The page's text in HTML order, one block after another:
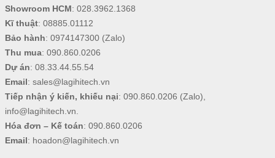
Showroom HCM: 028.3962.1368
Kĩ thuật: 08885.01112
Bảo hành: 0974147300(Zalo)
Thu mua: 090.860.0206
Dự án: 08.33.44.55.54
Email: sales@lagihitech.vn
Tiếp nhận ý kiến, khiếu nại: 090.860.0206 (Zalo),
info@lagihitech.vn.
Hóa đơn – Kế toán: 090.860.0206
Email: hoadon@lagihitech.vn